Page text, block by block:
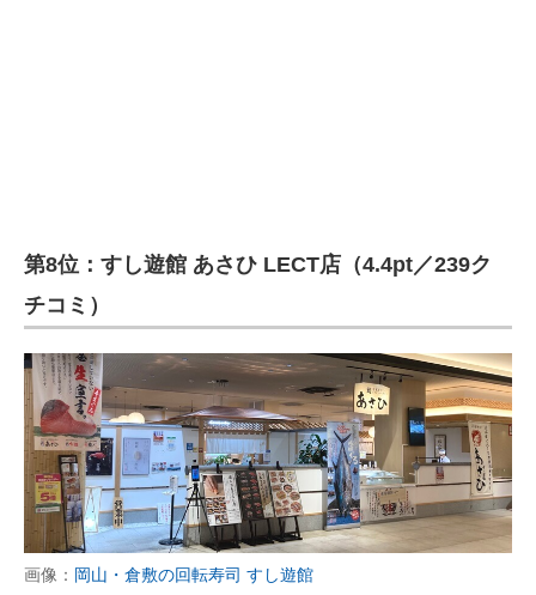
第8位：すし遊館 あさひ LECT店（4.4pt／239ク
チコミ）
画像： 岡山・倉敷の回転寿司 すし遊館